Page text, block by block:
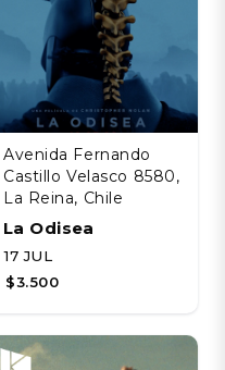
Avenida Fernando
Castillo Velasco 8580,
La Reina, Chile
La Odisea
17 JUL
$3.500